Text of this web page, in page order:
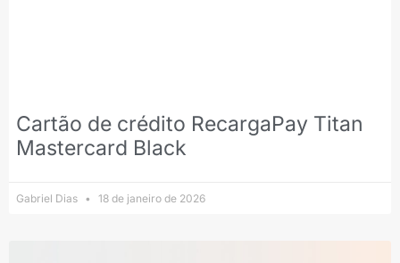
Cartão de crédito RecargaPay Titan
Mastercard Black
Gabriel Dias 18 de janeiro de 2026